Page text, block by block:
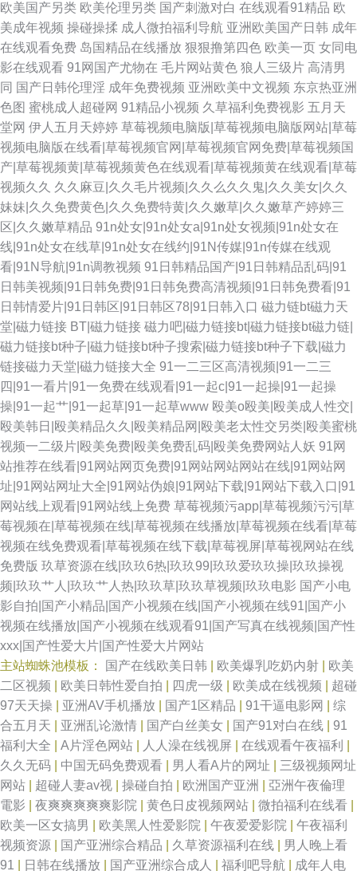
欧美国产另类 欧美伦理另类 国产刺激对白 在线观看91精品 欧
美成年视频 操碰操揉 成人微拍福利导航 亚洲欧美国产日韩 成年
在线观看免费 岛国精品在线播放 狠狠撸第四色 欧美一页 女同电
影在线观看 91网国产尤物在 毛片网站黄色 狼人三级片 高清男
同 国产日韩伦理淫 成年免费视频 亚洲欧美中文视频 东京热亚洲
色图 蜜桃成人超碰网 91精品小视频 久草福利免费视影 五月天
堂网 伊人五月天婷婷 草莓视频电脑版|草莓视频电脑版网站|草莓
视频电脑版在线看|草莓视频官网|草莓视频官网免费|草莓视频国
产|草莓视频黄|草莓视频黄色在线观看|草莓视频黄在线观看|草莓
视频久久 久久麻豆|久久毛片视频|久久么久久鬼|久久美女|久久
妹妹|久久免费黄色|久久免费特黄|久久嫩草|久久嫩草产婷婷三
区|久久嫩草精品 91n处女|91n处女a|91n处女视频|91n处女在
线|91n处女在线草|91n处女在线约|91N传媒|91n传媒在线观
看|91N导航|91n调教视频 91日韩精品国产|91日韩精品乱码|91
日韩美视频|91日韩免费|91日韩免费高清视频|91日韩免费看|91
日韩情爱片|91日韩区|91日韩区78|91日韩入口 磁力链bt磁力天
堂|磁力链接 BT|磁力链接 磁力吧|磁力链接bt|磁力链接bt磁力链|
磁力链接bt种子|磁力链接bt种子搜索|磁力链接bt种子下载|磁力
链接磁力天堂|磁力链接大全 91一二三区高清视频|91一二三
四|91一看片|91一免费在线观看|91一起c|91一起操|91一起操
操|91一起艹|91一起草|91一起草www 殴美o殴美|殴美成人性交|
殴美韩日|殴美精品久久|殴美精品网|殴美老太性交另类|殴美蜜桃
视频一二级片|殴美免费|殴美免费乱码|殴美免费网站人妖 91网
站推荐在线看|91网站网页免费|91网站网站网站在线|91网站网
址|91网站网址大全|91网站伪娘|91网站下载|91网站下载入口|91
网站线上观看|91网站线上免费 草莓视频污app|草莓视频污污|草
莓视频在|草莓视频在线|草莓视频在线播放|草莓视频在线看|草莓
视频在线免费观看|草莓视频在线下载|草莓视屏|草莓视网站在线
免费版 玖草资源在线|玖玖6热|玖玖99|玖玖爱玖玖操|玖玖操视
频|玖玖艹人|玖玖艹人热|玖玖草|玖玖草视频|玖玖电影 国产小电
影自拍|国产小精品|国产小视频在线|国产小视频在线91|国产小
视频在线播放|国产小视频在线观看91|国产写真在线视频|国产性
xxx|国产性爱大片|国产性爱大片网站
主站蜘蛛池模板：
国产在线欧美日韩 欧美爆乳吃奶内射
欧美
二区视频
欧美日韩性爱自拍 四虎一级 欧美成在线视频
超碰
97天天操
亚洲AV手机播放 国产1区精品 91干逼电影网
综
合五月天
亚洲乱论激情 国产白丝美女 国产91对白在线
91
福利大全
A片淫色网站 人人澡在线视屏 在线观看午夜福利
久久无码
中国无码免费观看 男人看A片的网址
三级视频网址
网站
超碰人妻av视 操碰自拍 欧洲国产亚洲
亞洲午夜倫理
電影
夜爽爽爽爽爽影院 黄色日皮视频网站 微拍福利在线看
欧美一区女搞男
欧美黑人性爱影院 午夜爱爱影院
午夜福利
视频资源
国产亚洲综合精品 久草资源福利在线
男人晚上看
91
日韩在线播放 国产亚洲综合成人 福利吧导航 成年人电